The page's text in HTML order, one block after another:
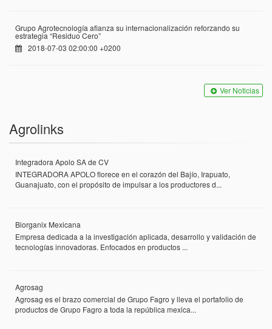
Grupo Agrotecnología afianza su internacionalización reforzando su
estrategia “Residuo Cero”
2018-07-03 02:00:00 +0200
Ver Noticias
Agrolinks
Integradora Apolo SA de CV
INTEGRADORA APOLO florece en el corazón del Bajío, Irapuato,
Guanajuato, con el propósito de impulsar a los productores d...
Biorganix Mexicana
Empresa dedicada a la investigación aplicada, desarrollo y validación de
tecnologías innovadoras. Enfocados en productos ...
Agrosag
Agrosag es el brazo comercial de Grupo Fagro y lleva el portafolio de
productos de Grupo Fagro a toda la república mexica...